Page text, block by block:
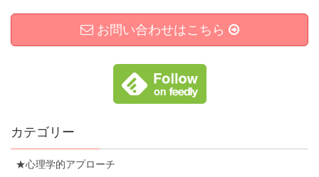
お問い合わせはこちら
カテゴリー
★心理学的アプローチ